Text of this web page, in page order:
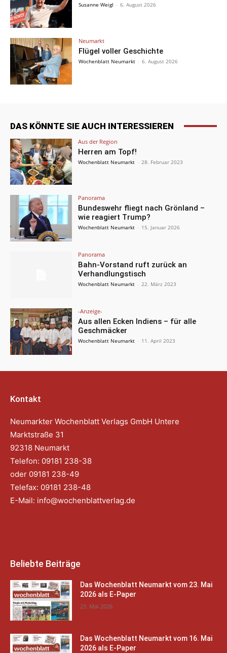
Susanne Weigl - 6. August 2026
Neumarkt
Flügel voller Geschichte
Wochenblatt Neumarkt - 6. August 2026
DAS KÖNNTE SIE AUCH INTERESSIEREN
Aus der Region
Herren am Topf!
Wochenblatt Neumarkt - 28. Februar 2023
Panorama
Bundeswehr fliegt nach Grönland –
wie reagiert Trump?
Wochenblatt Neumarkt - 15. Januar 2026
Panorama
Bahn-Vorstand ruft zurück an
Verhandlungstisch
Wochenblatt Neumarkt - 22. März 2023
-Anzeige-
Aus allen Ecken Indiens – für alle
Geschmäcker
Wochenblatt Neumarkt - 11. April 2023
Kontakt
Neumarkter Wochenblatt Verlags GmbH Untere
Marktstraße 31
92318 Neumarkt
Telefon: 09181 238-38
oder 09181 238-49
Telefax: 09181 238-48
E-Mail: info@wochenblattverlag.de
Beliebte Beiträge
Das Wochenblatt Neumarkt vom 23. Mai
2026 als E-Paper
23. Mai 2026
Das Wochenblatt Neumarkt vom 16. Mai
2026 als E-Paper